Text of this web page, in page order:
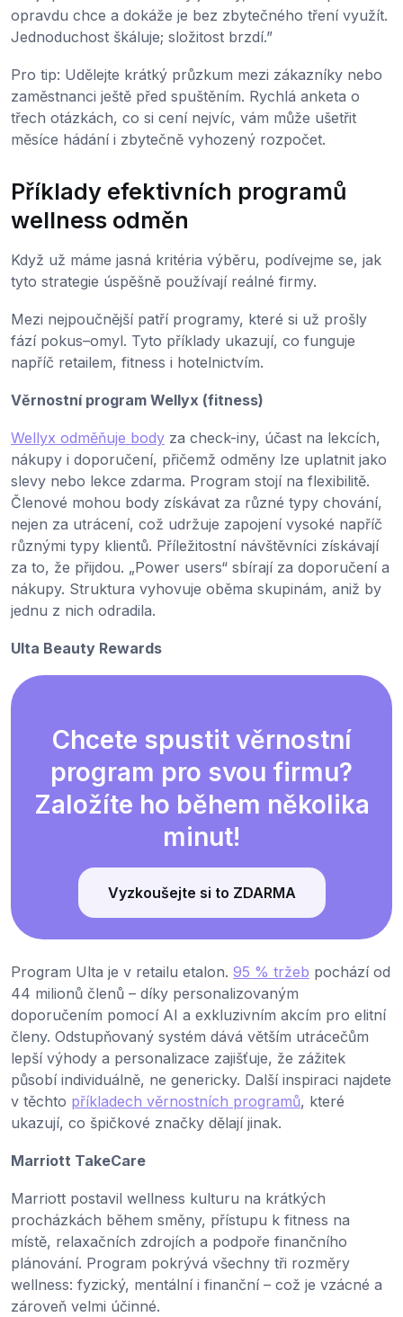
opravdu chce a dokáže je bez zbytečného tření využít.
Jednoduchost škáluje; složitost brzdí.”
Pro tip: Udělejte krátký průzkum mezi zákazníky nebo
zaměstnanci ještě před spuštěním. Rychlá anketa o
třech otázkách, co si cení nejvíc, vám může ušetřit
měsíce hádání i zbytečně vyhozený rozpočet.
Příklady efektivních programů
wellness odměn
Když už máme jasná kritéria výběru, podívejme se, jak
tyto strategie úspěšně používají reálné firmy.
Mezi nejpoučnější patří programy, které si už prošly
fází pokus–omyl. Tyto příklady ukazují, co funguje
napříč retailem, fitness i hotelnictvím.
Věrnostní program Wellyx (fitness)
Wellyx odměňuje body za check-iny, účast na lekcích,
nákupy i doporučení, přičemž odměny lze uplatnit jako
slevy nebo lekce zdarma. Program stojí na flexibilitě.
Členové mohou body získávat za různé typy chování,
nejen za utrácení, což udržuje zapojení vysoké napříč
různými typy klientů. Příležitostní návštěvníci získávají
za to, že přijdou. „Power users“ sbírají za doporučení a
nákupy. Struktura vyhovuje oběma skupinám, aniž by
jednu z nich odradila.
Ulta Beauty Rewards
Chcete spustit věrnostní
program pro svou firmu?
Založíte ho během několika
minut!
Vyzkoušejte si to ZDARMA
Program Ulta je v retailu etalon. 95 % tržeb pochází od
44 milionů členů – díky personalizovaným
doporučením pomocí AI a exkluzivním akcím pro elitní
členy. Odstupňovaný systém dává větším utrácečům
lepší výhody a personalizace zajišťuje, že zážitek
působí individuálně, ne genericky. Další inspiraci najdete
v těchto příkladech věrnostních programů, které
ukazují, co špičkové značky dělají jinak.
Marriott TakeCare
Marriott postavil wellness kulturu na krátkých
procházkách během směny, přístupu k fitness na
místě, relaxačních zdrojích a podpoře finančního
plánování. Program pokrývá všechny tři rozměry
wellness: fyzický, mentální i finanční – což je vzácné a
zároveň velmi účinné.